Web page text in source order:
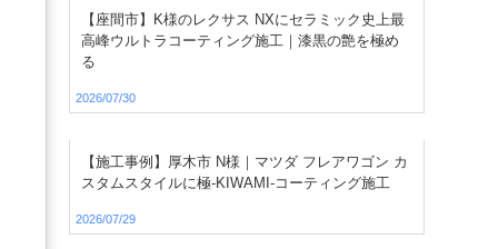
【座間市】K様のレクサス NXにセラミック史上最
高峰ウルトラコーティング施工｜漆黒の艶を極め
る
2026/07/30
【施工事例】厚木市 N様｜マツダ フレアワゴン カ
スタムスタイルに極-KIWAMI-コーティング施工
2026/07/29